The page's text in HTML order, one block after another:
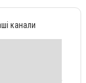
канали